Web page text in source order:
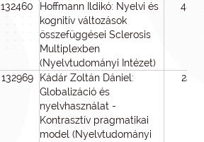
132460
Hoffmann Ildikó: Nyelvi és
kognitív változások
összefüggései Sclerosis
Multiplexben
(Nyelvtudományi Intézet)
48
132969
Kádár Zoltán Dániel:
Globalizáció és
nyelvhasználat -
Kontrasztív pragmatikai
model (Nyelvtudományi
24